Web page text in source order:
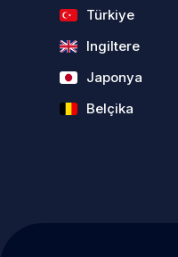
Türkiye
Ingiltere
Japonya
Belçika